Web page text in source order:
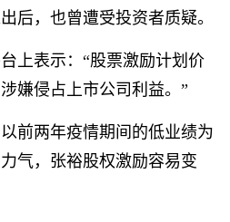
后，也曾遭受投资者质疑。
上表示：“股票激励计划价
嫌侵占上市公司利益。”
前两年疫情期间的低业绩为
气，张裕股权激励容易变